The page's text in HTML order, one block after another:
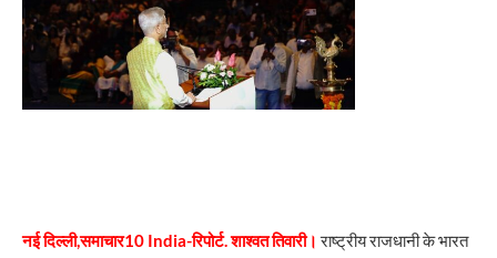
नई दिल्ली,समाचार10 India-रिपोर्ट. शाश्वत तिवारी। राष्ट्रीय राजधानी के भारत